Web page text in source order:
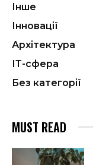
Інше
Інновації
Архітектура
ІТ-сфера
Без категорії
MUST READ